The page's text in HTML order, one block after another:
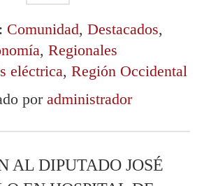
Comunidad, Destacados,
, Regionales
eléctrica, Región Occidental
por administrador
AL DIPUTADO JOSÉ